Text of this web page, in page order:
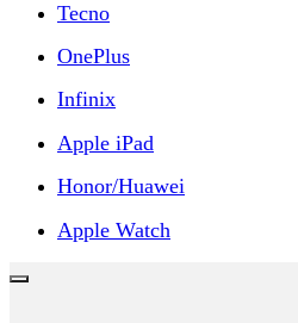
Tecno
OnePlus
Infinix
Apple iPad
Honor/Huawei
Apple Watch